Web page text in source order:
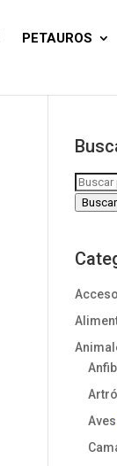
PETAUROS
Buscar
por:
Buscar
Aves